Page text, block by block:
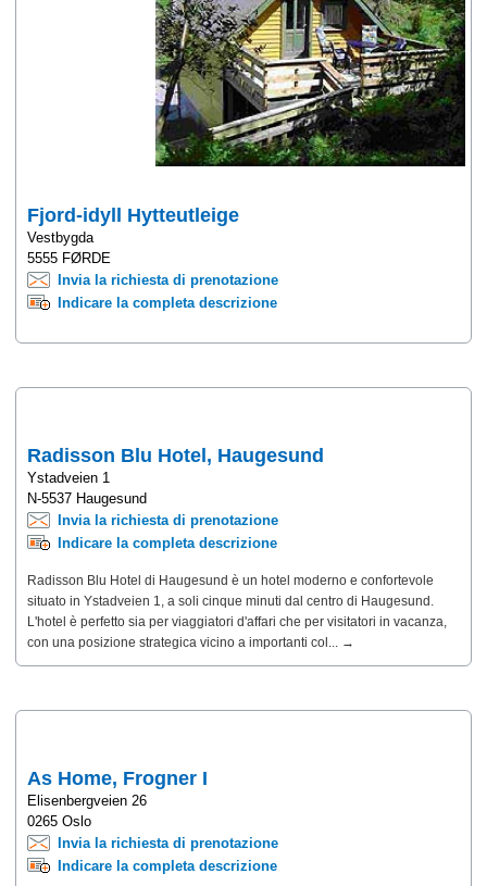
Fjord-idyll Hytteutleige
Vestbygda
5555 FØRDE
Invia la richiesta di prenotazione
Indicare la completa descrizione
Radisson Blu Hotel, Haugesund
Ystadveien 1
N-5537 Haugesund
Invia la richiesta di prenotazione
Indicare la completa descrizione
Radisson Blu Hotel di Haugesund è un hotel moderno e confortevole
situato in Ystadveien 1, a soli cinque minuti dal centro di Haugesund.
L'hotel è perfetto sia per viaggiatori d'affari che per visitatori in vacanza,
con una posizione strategica vicino a importanti col... →
As Home, Frogner I
Elisenbergveien 26
0265 Oslo
Invia la richiesta di prenotazione
Indicare la completa descrizione